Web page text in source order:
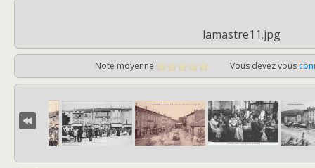
lamastre11.jpg
Note moyenne Vous devez vous